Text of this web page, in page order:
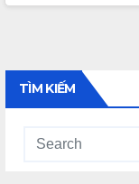
TÌM KIẾM